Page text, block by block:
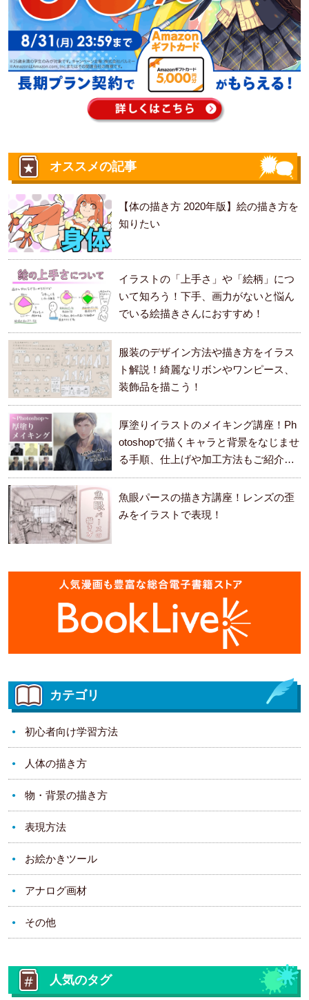
オススメの記事
【体の描き方 2020年版】絵の描き方を
知りたい
イラストの「上手さ」や「絵柄」につ
いて知ろう！下手、画力がないと悩ん
でいる絵描きさんにおすすめ！
服装のデザイン方法や描き方をイラス
ト解説！綺麗なリボンやワンピース、
装飾品を描こう！
厚塗りイラストのメイキング講座！Ph
otoshopで描くキャラと背景をなじませ
る手順、仕上げや加工方法もご紹介し
ます。
魚眼パースの描き方講座！レンズの歪
みをイラストで表現！
カテゴリ
初心者向け学習方法
人体の描き方
物・背景の描き方
表現方法
お絵かきツール
アナログ画材
その他
人気のタグ